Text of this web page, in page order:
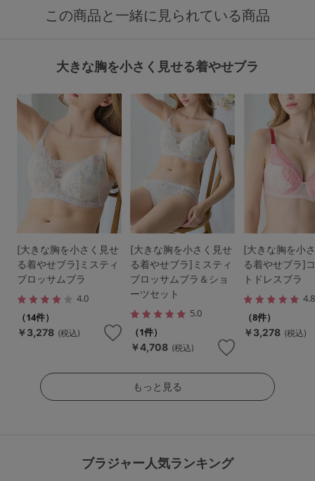
この商品と一緒に見られている商品
大きな胸を小さく見せる着やせブラ
[大きな胸を小さく見せ
る着やせブラ]ミスティ
ブロッサムブラ
4.0
（14件）
￥3,278 (税込)
[大きな胸を小さく見せ
る着やせブラ]ミスティ
ブロッサムブラ＆ショ
ーツセット
5.0
（1件）
￥4,708 (税込)
[大きな胸を小
る着やせブラ]
トドレスブラ
4.8
（8件）
￥3,278 (税込)
もっと見る
ブラジャー人気ランキング